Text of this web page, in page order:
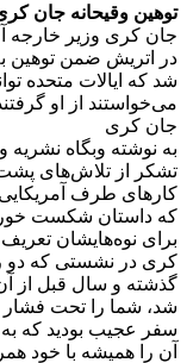
توهین وقیحانه جان
جان کری وزیر خارجه
در اتریش ضمن توهین
شد که ایالات متحده
می‌خواستند از او
جان کری
تشکر از تلاش‌های پشت
کارهای طرف آمریکایی
که داستان شکست
برای نوه‌هایشان تعریف
کری در نشستی که دو
گذشته و سال قبل از
شد، شما را تحت فشار
سفر عجیب بودید که به
آن را همیشه با خود